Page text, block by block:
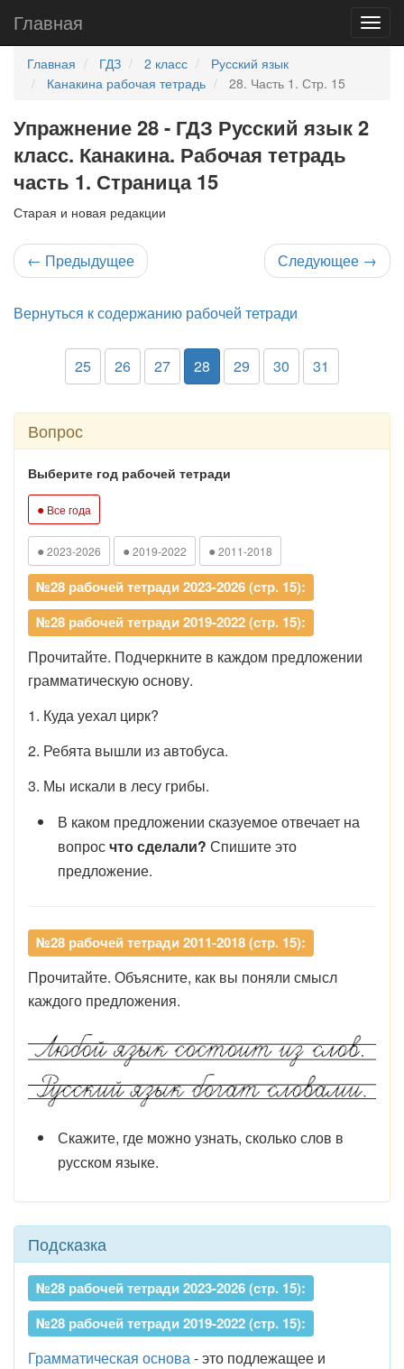
Главная
Главная ГДЗ 2 класс
Русский язык
Канакина рабочая тетрадь
28. Часть 1. Стр. 15
Упражнение 28 - ГДЗ Русский язык 2
класс. Канакина. Рабочая тетрадь
часть 1. Страница 15
Старая и новая редакции
← Предыдущее Следующее →
Вернуться к содержанию рабочей тетради
25 26 27 28 29 30 31
Вопрос
Выберите год рабочей тетради
● Все года
● 2023-2026 ● 2019-2022 ● 2011-2018
№28 рабочей тетради 2023-2026 (стр. 15):
№28 рабочей тетради 2019-2022 (стр. 15):
Прочитайте. Подчеркните в каждом предложении
грамматическую основу.
1. Куда уехал цирк?
2. Ребята вышли из автобуса.
3. Мы искали в лесу грибы.
В каком предложении сказуемое отвечает на
вопросчто сделали? Спишите это
предложение.
№28 рабочей тетради 2011-2018 (стр. 15):
Прочитайте. Объясните, как вы поняли смысл
каждого предложения.
Скажите, где можно узнать, сколько слов в
русском языке.
Подсказка
№28 рабочей тетради 2023-2026 (стр. 15):
№28 рабочей тетради 2019-2022 (стр. 15):
Грамматическая основа - это подлежащее и